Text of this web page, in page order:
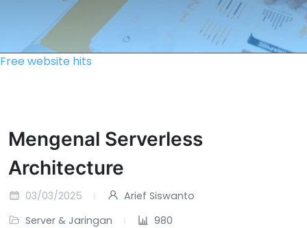
Free website hits
Mengenal Serverless
Architecture
03/03/2025
Arief Siswanto
Server & Jaringan
980